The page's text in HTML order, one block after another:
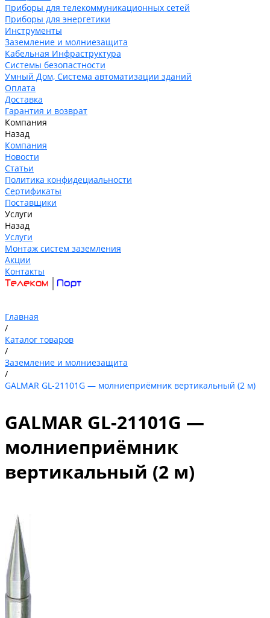
Приборы для телекоммуникационных сетей
Приборы для энергетики
Инструменты
Заземление и молниезащита
Кабельная Инфраструктура
Системы безопастности
Умный Дом, Система автоматизации зданий
Оплата
Доставка
Гарантия и возврат
Компания
Назад
Компания
Новости
Статьи
Политика конфидециальности
Сертификаты
Поставщики
Услуги
Назад
Услуги
Монтаж систем заземления
Акции
Контакты
Главная
/
Каталог товаров
/
Заземление и молниезащита
/
GALMAR GL-21101G — молниеприёмник вертикальный (2 м)
GALMAR GL-21101G —
молниеприёмник
вертикальный (2 м)